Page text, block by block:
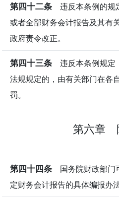
第四十二条 违反本条例的规
或者全部财务会计报告及其有
政府责令改正。
第四十三条 违反本条例规定
法规规定的，由有关部门在各
罚。
第六章
第四十四条 国务院财政部门
定财务会计报告的具体编报办法